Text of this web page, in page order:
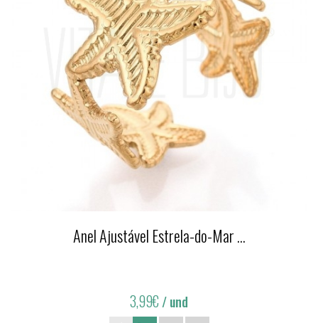
Anel Ajustável Estrela-do-Mar ...
3,99€/ und